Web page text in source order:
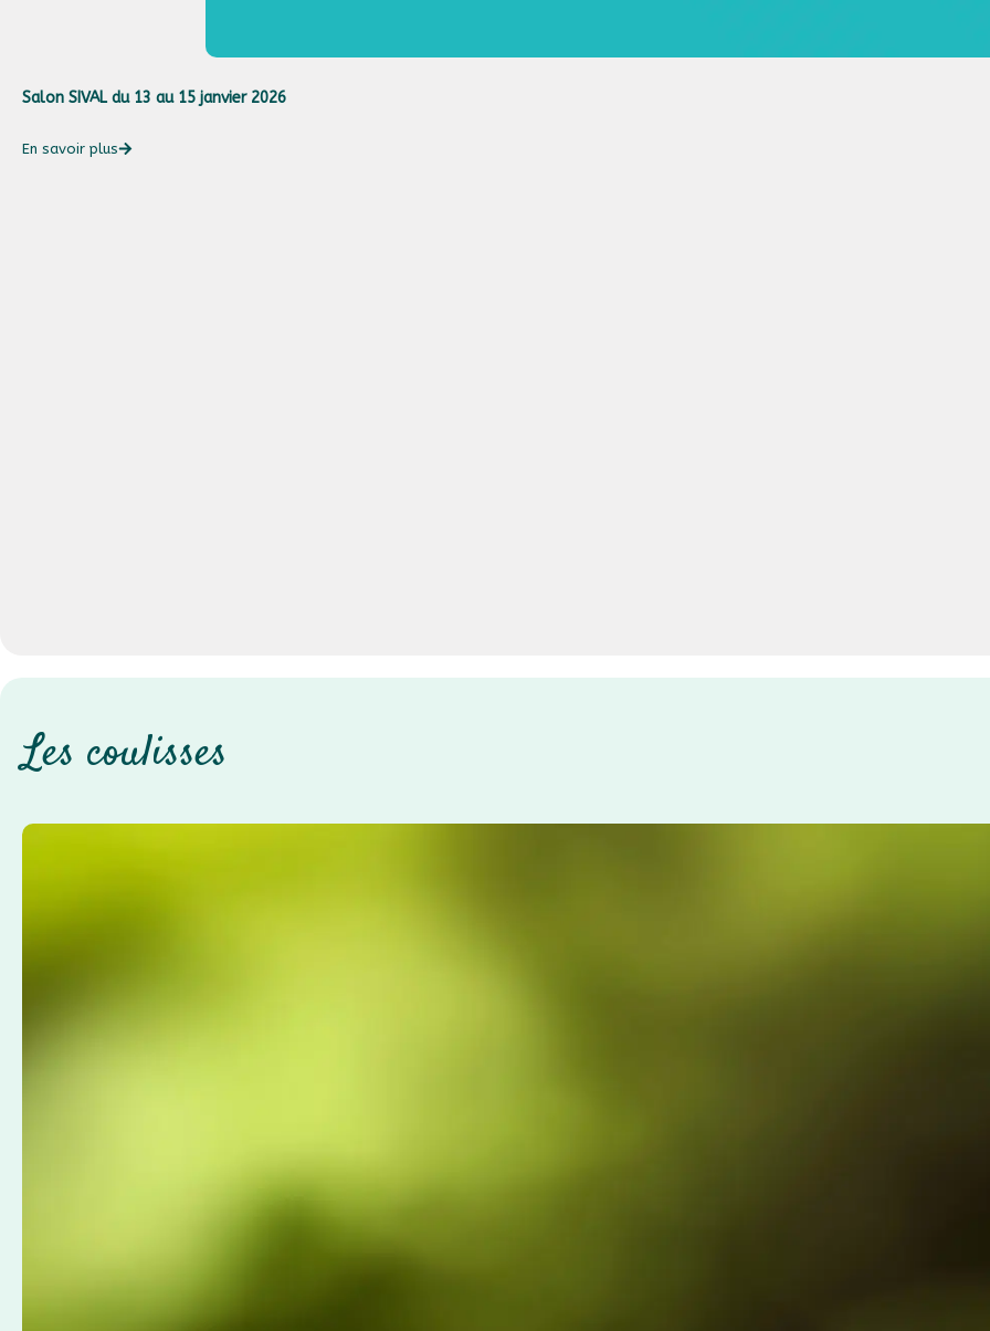
Salon SIVAL du 13 au 15 janvier 2026
En savoir plus
Les coulisses